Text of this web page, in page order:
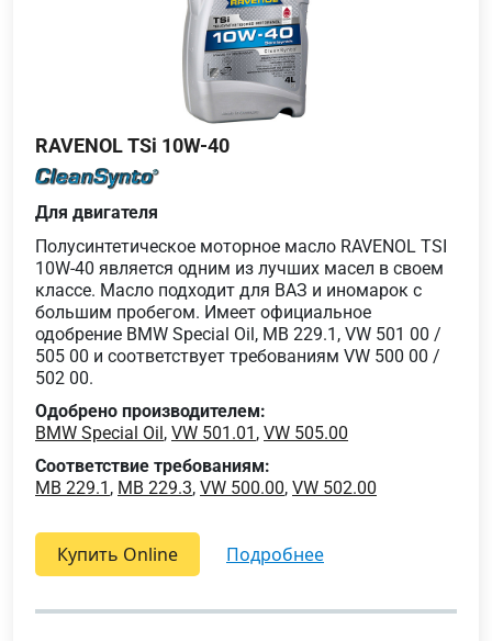
RAVENOL TSi 10W-40
Для двигателя
Полусинтетическое моторное масло RAVENOL TSI
10W-40 является одним из лучших масел в своем
классе. Масло подходит для ВАЗ и иномарок с
большим пробегом. Имеет официальное
одобрение BMW Special Oil, MB 229.1, VW 501 00 /
505 00 и соответствует требованиям VW 500 00 /
502 00.
Одобрено производителем:
BMW Special Oil , VW 501.01 , VW 505.00
Соответствие требованиям:
MB 229.1 , MB 229.3, VW 500.00, VW 502.00
Купить Online подробнее